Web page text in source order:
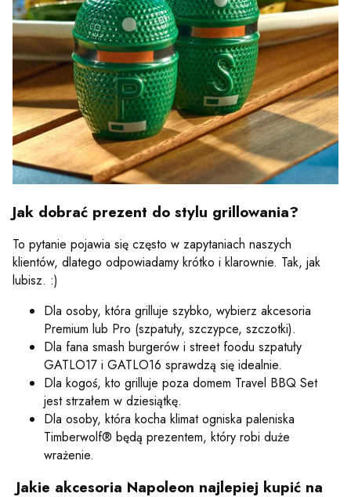
Jak dobrać prezent do stylu grillowania?
To pytanie pojawia się często w zapytaniach naszych
klientów, dlatego odpowiadamy krótko i klarownie. Tak, jak
lubisz. :)
Dla osoby, która grilluje szybko, wybierz akcesoria
Premium lub Pro (szpatuły, szczypce, szczotki).
Dla fana smash burgerów i street foodu szpatuły
GATLO17 i GATLO16 sprawdzą się idealnie.
Dla kogoś, kto grilluje poza domem Travel BBQ Set
jest strzałem w dziesiątkę.
Dla osoby, która kocha klimat ogniska paleniska
Timberwolf® będą prezentem, który robi duże
wrażenie.
Jakie akcesoria Napoleon najlepiej kupić na